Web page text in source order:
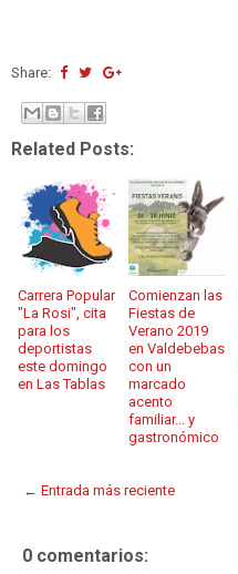
Share:
Related Posts:
Carrera Popular
"La Rosi", cita
para los
deportistas
este domingo
en Las Tablas
Comienzan las
Fiestas de
Verano 2019
en Valdebebas
con un
marcado
acento
familiar... y
gastronómico
← Entrada más reciente
0 comentarios: